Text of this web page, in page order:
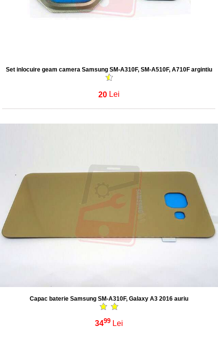
Set inlocuire geam camera Samsung SM-A310F, SM-A510F, A710F argintiu
20 Lei
Capac baterie Samsung SM-A310F, Galaxy A3 2016 auriu
3499 Lei